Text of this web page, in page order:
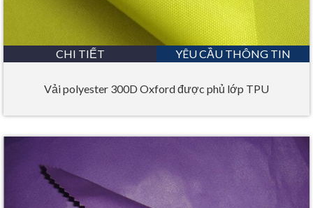
CHI TIẾT YÊU CẦU THÔNG TIN
Vải polyester 300D Oxford được phủ lớp TPU